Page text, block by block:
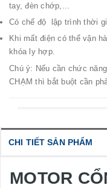
tay, đèn chớp,...
Có chế độ lập trình thời
Khi mất điện có thể vận
khóa ly hợp.
Chú ý: Nếu cần chức
CHẠM thì bắt buột cần
CHI TIẾT SẢN PHẨM
MOTOR